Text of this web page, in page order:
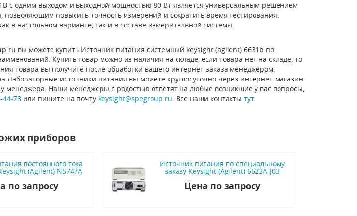
с одним выходом и выходной мощностью 80 Вт является универсальным решением
позволяющим повысить точность измерений и сократить время тестирования.
в настольном варианте, так и в составе измерительной системы.
вы можете купить Источник питания системный keysight (agilent) 6631b по
Купить товар можно из наличия на складе, если товара нет на складе, то
товара вы получите после обработки вашего интернет-заказа менеджером.
Лабораторные источники питания вы можете круглосуточно через интернет-магазин
у менеджера. Наши менеджеры с радостью ответят на любые возникшие у вас вопросы,
44-73или пишите на почту keysight@spegroup.ru. Все наши контакты тут.
приборов
постоянного тока
(Agilent) N5747A
по запросу
Источник питания по специальному
заказу Keysight (Agilent) 6623A-J03
Цена по запросу